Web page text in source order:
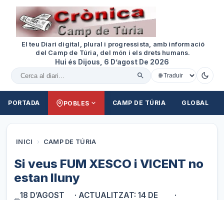
El teu Diari digital, plural i progressista, amb informació
del Camp de Túria, del món i els drets humans.
Hui és Dijous, 6 D’agost De 2026
Cercar al diari
PORTADA POBLES CAMP DE TÚRIA GLOBAL
INICI › CAMP DE TÚRIA
Si veus FUM XESCO i VICENT no
estan lluny
18 D’AGOST
· ACTUALITZAT: 14 DE
·